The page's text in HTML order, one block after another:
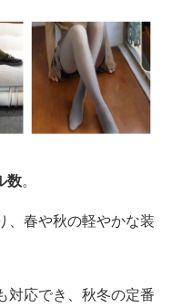
数。
、春や秋の軽やかな装
対応でき、秋冬の定番